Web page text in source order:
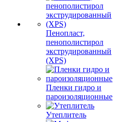
Пенопласт,
пенополистирол
экструдированный
(XPS)
Пленки гидро и
пароизоляционные
Утеплитель